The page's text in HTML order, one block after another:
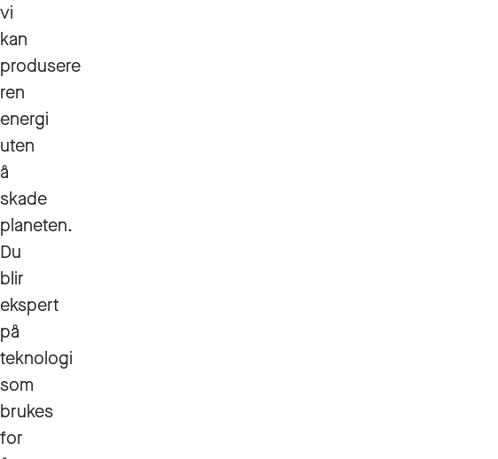
vi
kan
produsere
ren
energi
uten
å
skade
planeten.
Du
blir
ekspert
på
teknologi
som
brukes
for